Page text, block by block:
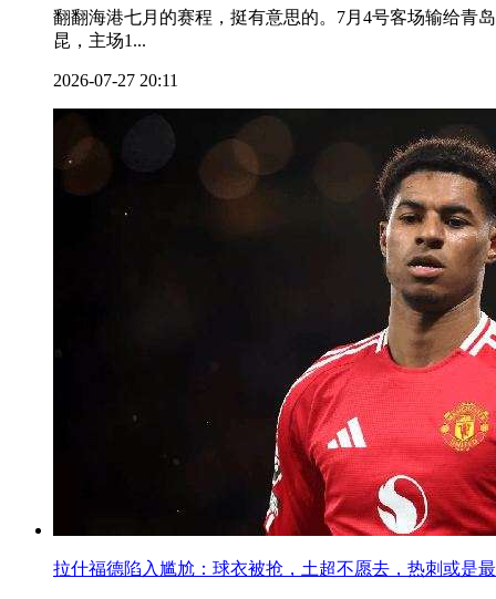
翻翻海港七月的赛程，挺有意思的。7月4号客场输给青
昆，主场1...
2026-07-27 20:11
拉什福德陷入尴尬：球衣被抢，土超不愿去，热刺或是